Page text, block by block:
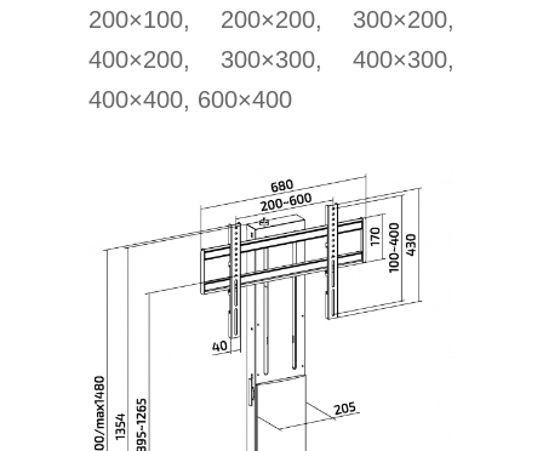
200×100, 200×200, 300×200,
400×200, 300×300, 400×300,
400×400, 600×400